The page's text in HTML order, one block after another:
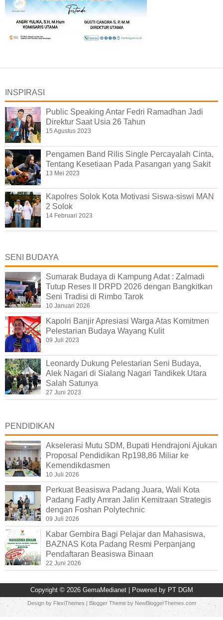
INSPIRASI
Public Speaking Antar Fedri Ramadhan Jadi
Direktur Saat Usia 26 Tahun
15 Agustus 2023
Pengamen Band Rilis Single Percayalah Cinta,
Tentang Kesetiaan Pada Pasangan yang Sakit
13 Mei 2023
Kapolres Solok Kota Motivasi Siswa-siswi MAN
2 Solok
14 Februari 2023
SENI BUDAYA
Sumarak Budaya di Kampung Adat : Zalmadi
Tutup Reses II DRPD 2026 dengan Bangkitkan
Seni Tradisi di Rimbo Tarok
10 Januari 2026
Kapolri Banjir Apresiasi Warga Atas Komitmen
Pelestarian Budaya Wayang Kulit
09 Juli 2023
Leonardy Dukung Pelestarian Seni Budaya,
Alek Nagari di Sialang Nagari Tandikek Utara
Salah Satunya
27 Juni 2023
PENDIDIKAN
Akselerasi Mutu SDM, Bupati Hendrajoni Ajukan
Proposal Pendidikan Rp198,86 Miliar ke
Kemendikdasmen
10 Juli 2026
Perkuat Beasiswa Padang Juara, Wali Kota
Padang Fadly Amran Jalin Kemitraan Strategis
dengan Foshan Polytechnic
09 Juli 2026
Kabar Gembira Bagi Pelajar dan Mahasiswa,
BAZNAS Kota Padang Resmi Perpanjang
Pendaftaran Beasiswa Binaan
22 Juni 2026
Copyright © 2026 GemaMedianet | Powered by PT DGM
Design by FlexiThemes | Blogger Theme by NewBloggerThemes.com